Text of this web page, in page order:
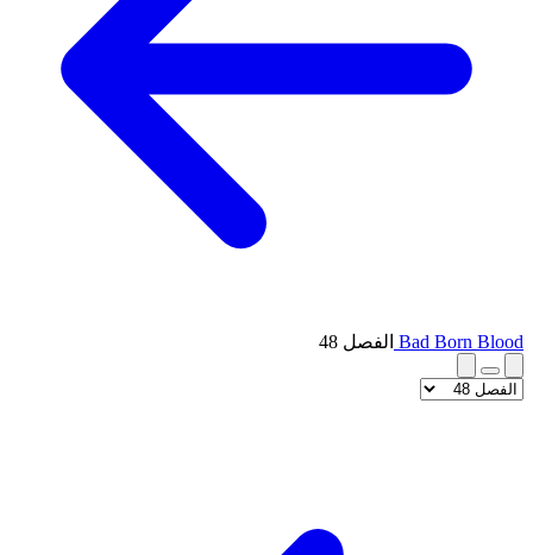
Bad Born Blood الفصل 48